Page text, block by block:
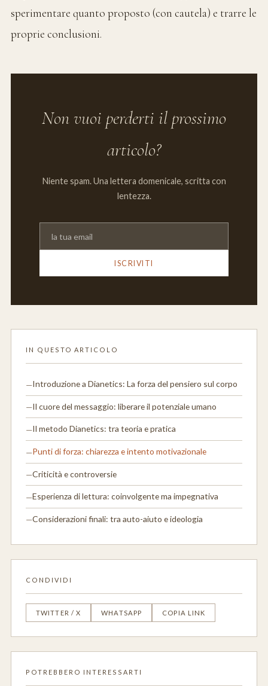
sperimentare quanto proposto (con cautela) e trarre le
proprie conclusioni.
Non vuoi perderti il prossimo
articolo?
Niente spam. Una lettera domenicale, scritta con
lentezza.
ISCRIVITI
IN QUESTO ARTICOLO
Introduzione a Dianetics: La forza del pensiero sul corpo
Il cuore del messaggio: liberare il potenziale umano
Il metodo Dianetics: tra teoria e pratica
Punti di forza: chiarezza e intento motivazionale
Criticità e controversie
Esperienza di lettura: coinvolgente ma impegnativa
Considerazioni finali: tra auto-aiuto e ideologia
CONDIVIDI
TWITTER / X WHATSAPP COPIA LINK
POTREBBERO INTERESSARTI